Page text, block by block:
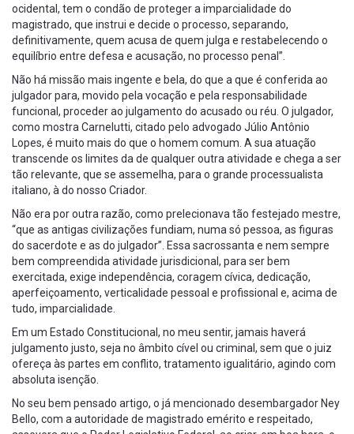
ocidental, tem o condão de proteger a imparcialidade do
magistrado, que instrui e decide o processo, separando,
definitivamente, quem acusa de quem julga e restabelecendo o
equilíbrio entre defesa e acusação, no processo penal”.
Não há missão mais ingente e bela, do que a que é conferida ao
julgador para, movido pela vocação e pela responsabilidade
funcional, proceder ao julgamento do acusado ou réu. O julgador,
como mostra Carnelutti, citado pelo advogado Júlio Antônio
Lopes, é muito mais do que o homem comum. A sua atuação
transcende os limites da de qualquer outra atividade e chega a ser
tão relevante, que se assemelha, para o grande processualista
italiano, à do nosso Criador.
Não era por outra razão, como prelecionava tão festejado mestre,
“que as antigas civilizações fundiam, numa só pessoa, as figuras
do sacerdote e as do julgador”. Essa sacrossanta e nem sempre
bem compreendida atividade jurisdicional, para ser bem
exercitada, exige independência, coragem cívica, dedicação,
aperfeiçoamento, verticalidade pessoal e profissional e, acima de
tudo, imparcialidade.
Em um Estado Constitucional, no meu sentir, jamais haverá
julgamento justo, seja no âmbito cível ou criminal, sem que o juiz
ofereça às partes em conflito, tratamento igualitário, agindo com
absoluta isenção.
No seu bem pensado artigo, o já mencionado desembargador Ney
Bello, com a autoridade de magistrado emérito e respeitado,